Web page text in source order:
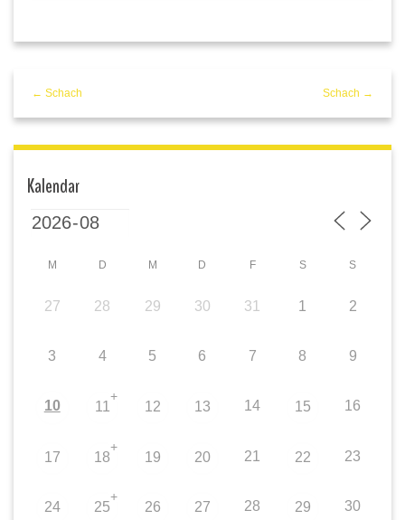
← Schach Schach →
Kalendar
M D M D F S S
27 28 29 30 31 1 2
3 4 5 6 7 8 9
10 11
+
12 13 14 15 16
17 18
+
19 20 21 22 23
24 25
+
26 27 28 29 30